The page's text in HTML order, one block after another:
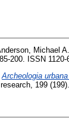
Michael A.
200. ISSN 1120-
Archeologia
199